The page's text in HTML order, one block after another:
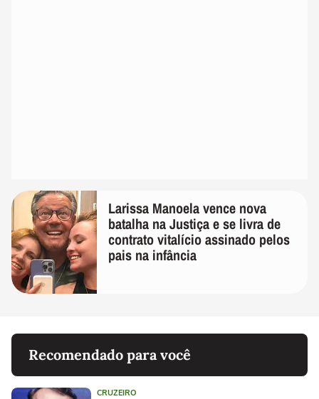
Larissa Manoela vence nova
batalha na Justiça e se livra de
contrato vitalício assinado pelos
pais na infância
Recomendado para você
CRUZEIRO